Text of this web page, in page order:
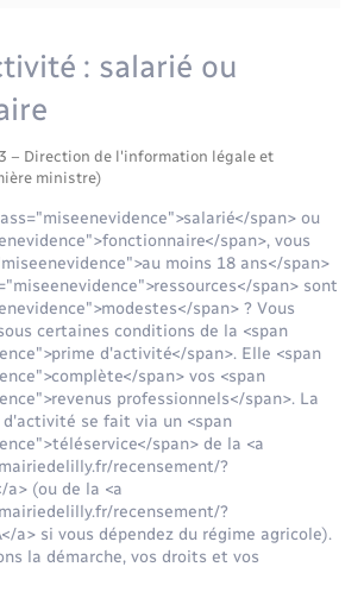
: salarié ou
– Direction de l'information légale et
ministre)
span> ou
span>, vous
moins 18 ans</span>
span> sont
span> ? Vous
certaines conditions de la <span
d'activité</span>. Elle <span
span> vos <span
professionnels</span>. La
d'activité se fait via un <span
span> de la <a
recensement/?
a> (ou de la <a
recensement/?
a> si vous dépendez du régime agricole).
la démarche, vos droits et vos